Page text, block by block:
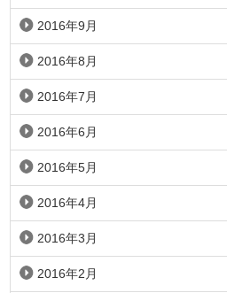
2016年9月
2016年8月
2016年7月
2016年6月
2016年5月
2016年4月
2016年3月
2016年2月